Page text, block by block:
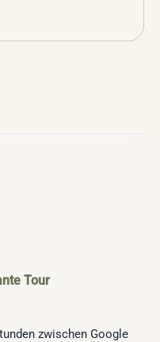
Tour
zwischen Google